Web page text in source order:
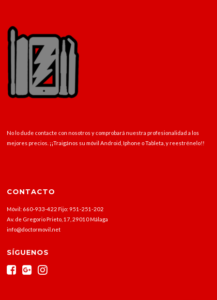
No lo dude contacte con nosotros y comprobará nuestra profesionalidad a los
mejores precios. ¡¡Traigános su móvil Android, Iphone o Tableta, y reestrénelo!!
CONTACTO
Móvil: 660-933-422 Fijo: 951-251-202
Av. de Gregorio Prieto, 17, 29010 Málaga
info@doctormovil.net
SÍGUENOS